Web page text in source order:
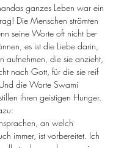
ganzes Leben war ein
Die Menschen strömten
seine Worte oft nicht be­
es ist die Liebe darin,
aufnehmen, die sie anzieht,
nach Gott, für die sie reif
die Worte Swami
ihren geistigen Hunger.
an welch
immer, ist vorbereitet. Ich